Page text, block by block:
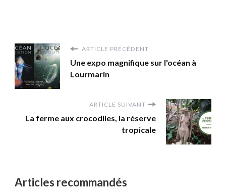
ARTICLE PRÉCÉDENT
Une expo magnifique sur l'océan à
Lourmarin
ARTICLE SUIVANT
La ferme aux crocodiles, la réserve
tropicale
Articles recommandés